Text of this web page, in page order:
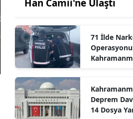
Gönder
Han Camii'ne Ulaştı
71 İlde
Deprem
14 Dosya